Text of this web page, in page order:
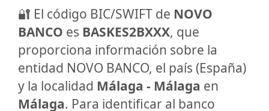
🔐 El código BIC/SWIFT de NOVO
BANCO es BASKES2BXXX, que
proporciona información sobre la
entidad NOVO BANCO, el país (España)
y la localidad Málaga - Málaga en
Málaga. Para identificar al banco